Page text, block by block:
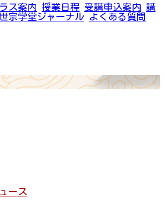
ス案内 授業日程 受講申込案内 講
宗学堂ジャーナル よくある質問
ース